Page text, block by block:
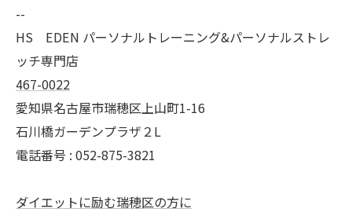
--
HS EDEN パーソナルトレーニング&パーソナルストレ
ッチ専門店
467-0022
愛知県名古屋市瑞穂区上山町1-16
石川橋ガーデンプラザ２L
電話番号 : 052-875-3821
ダイエットに励む瑞穂区の方に